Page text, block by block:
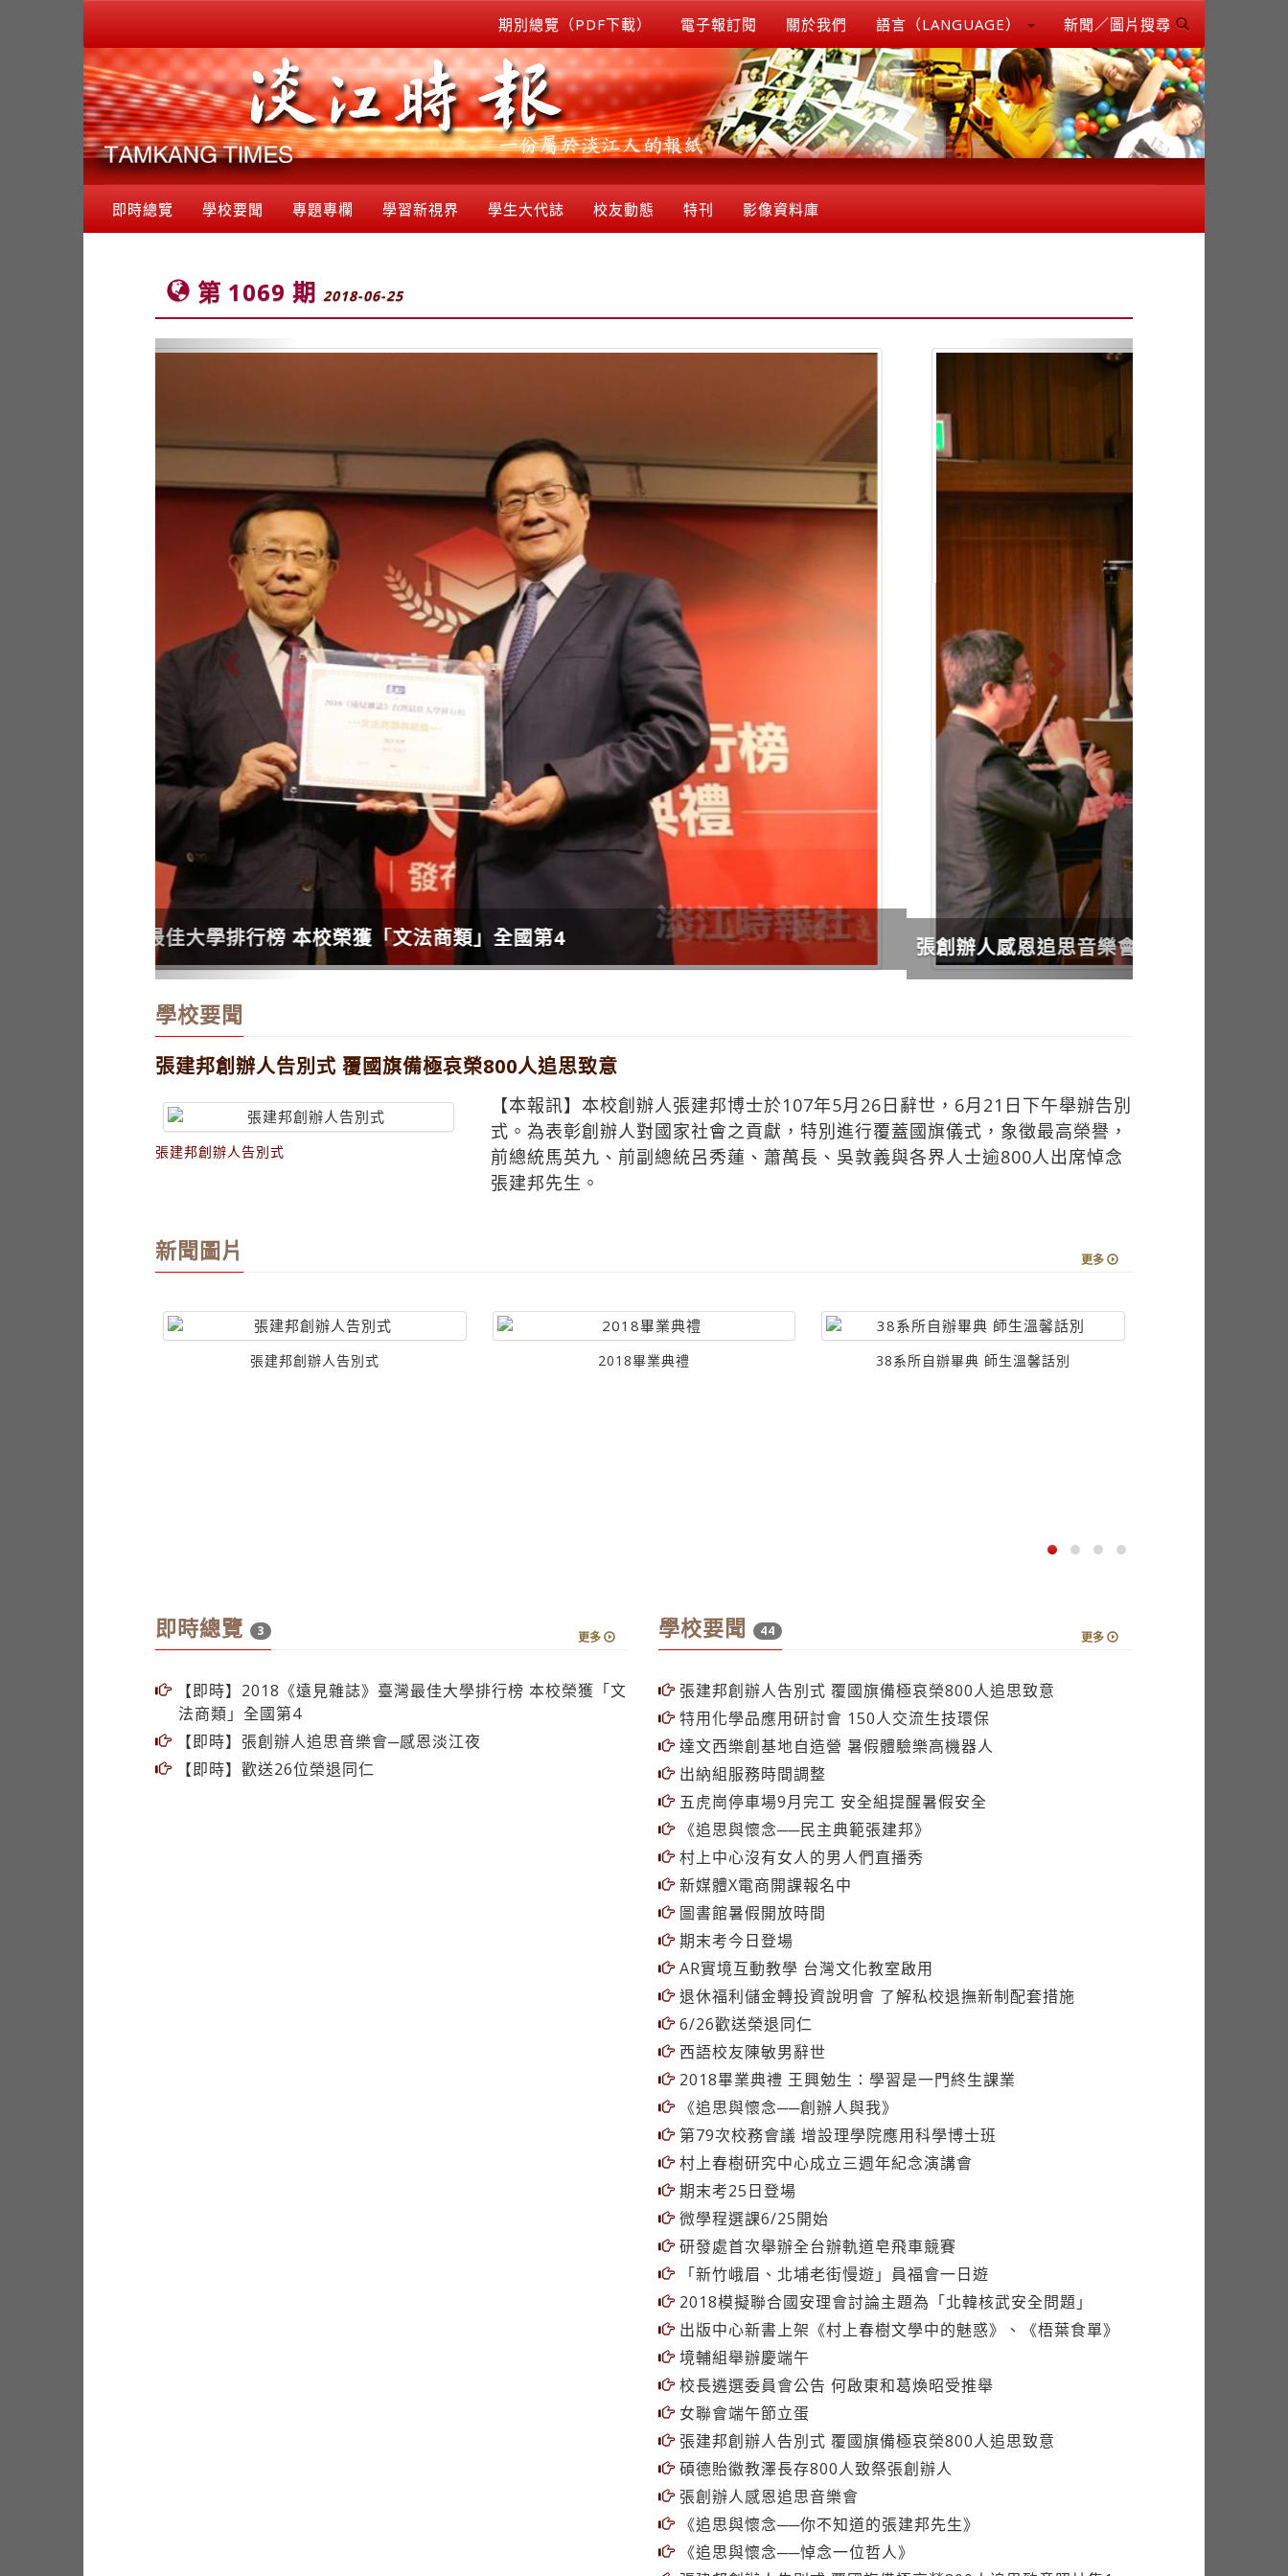
期別總覽（PDF下載） 電子報訂閱 關於我們 語言（LANGUAGE） 新聞／圖片搜尋
即時總覽 學校要聞 專題專欄 學習新視界 學生大代誌 校友動態 特刊 影像資料庫
第 1069 期 2018-06-25
張創辦人感恩追思音樂會
Previous Next
學校要聞
張建邦創辦人告別式 覆國旗備極哀榮800人追思致意
張建邦創辦人告別式
【本報訊】本校創辦人張建邦博士於107年5月26日辭世，6月21日下午舉辦告別
式。為表彰創辦人對國家社會之貢獻，特別進行覆蓋國旗儀式，象徵最高榮譽，
前總統馬英九、前副總統呂秀蓮、蕭萬長、吳敦義與各界人士逾800人出席悼念
張建邦先生。
新聞圖片 更多
張建邦創辦人告別式 2018畢業典禮 38系所自辦畢典 師生溫馨話別
即時總覽 3 更多
【即時】2018《遠見雜誌》臺灣最佳大學排行榜 本校榮獲「文
法商類」全國第4
【即時】張創辦人追思音樂會─感恩淡江夜
【即時】歡送26位榮退同仁
學校要聞 44 更多
張建邦創辦人告別式 覆國旗備極哀榮800人追思致意
特用化學品應用研討會 150人交流生技環保
達文西樂創基地自造營 暑假體驗樂高機器人
出納組服務時間調整
五虎崗停車場9月完工 安全組提醒暑假安全
《追思與懷念──民主典範張建邦》
村上中心沒有女人的男人們直播秀
新媒體X電商開課報名中
圖書館暑假開放時間
期末考今日登場
AR實境互動教學 台灣文化教室啟用
退休福利儲金轉投資說明會 了解私校退撫新制配套措施
6/26歡送榮退同仁
西語校友陳敏男辭世
2018畢業典禮 王興勉生：學習是一門終生課業
《追思與懷念──創辦人與我》
第79次校務會議 增設理學院應用科學博士班
村上春樹研究中心成立三週年紀念演講會
期末考25日登場
微學程選課6/25開始
研發處首次舉辦全台辦軌道皂飛車競賽
「新竹峨眉、北埔老街慢遊」員福會一日遊
2018模擬聯合國安理會討論主題為「北韓核武安全問題」
出版中心新書上架《村上春樹文學中的魅惑》、《梧葉食單》
境輔組舉辦慶端午
校長遴選委員會公告 何啟東和葛煥昭受推舉
女聯會端午節立蛋
張建邦創辦人告別式 覆國旗備極哀榮800人追思致意
碩德貽徽教澤長存800人致祭張創辦人
張創辦人感恩追思音樂會
《追思與懷念──你不知道的張建邦先生》
《追思與懷念──悼念一位哲人》